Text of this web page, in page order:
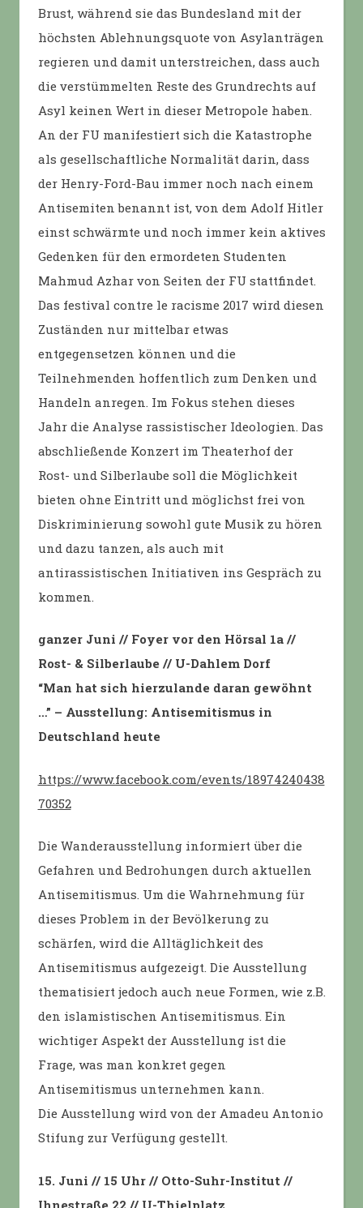
Brust, während sie das Bundesland mit der
höchsten Ablehnungsquote von Asylanträgen
regieren und damit unterstreichen, dass auch
die verstümmelten Reste des Grundrechts auf
Asyl keinen Wert in dieser Metropole haben.
An der FU manifestiert sich die Katastrophe
als gesellschaftliche Normalität darin, dass
der Henry-Ford-Bau immer noch nach einem
Antisemiten benannt ist, von dem Adolf Hitler
einst schwärmte und noch immer kein aktives
Gedenken für den ermordeten Studenten
Mahmud Azhar von Seiten der FU stattfindet.
Das festival contre le racisme 2017 wird diesen
Zuständen nur mittelbar etwas
entgegensetzen können und die
Teilnehmenden hoffentlich zum Denken und
Handeln anregen. Im Fokus stehen dieses
Jahr die Analyse rassistischer Ideologien. Das
abschließende Konzert im Theaterhof der
Rost- und Silberlaube soll die Möglichkeit
bieten ohne Eintritt und möglichst frei von
Diskriminierung sowohl gute Musik zu hören
und dazu tanzen, als auch mit
antirassistischen Initiativen ins Gespräch zu
kommen.
ganzer Juni // Foyer vor den Hörsal 1a //
Rost- & Silberlaube // U-Dahlem Dorf
“Man hat sich hierzulande daran gewöhnt
…” – Ausstellung: Antisemitismus in
Deutschland heute
https://www.facebook.com/events/18974240438
70352
Die Wanderausstellung informiert über die
Gefahren und Bedrohungen durch aktuellen
Antisemitismus. Um die Wahrnehmung für
dieses Problem in der Bevölkerung zu
schärfen, wird die Alltäglichkeit des
Antisemitismus aufgezeigt. Die Ausstellung
thematisiert jedoch auch neue Formen, wie z.B.
den islamistischen Antisemitismus. Ein
wichtiger Aspekt der Ausstellung ist die
Frage, was man konkret gegen
Antisemitismus unternehmen kann.
Die Ausstellung wird von der Amadeu Antonio
Stifung zur Verfügung gestellt.
15. Juni // 15 Uhr // Otto-Suhr-Institut //
Ihnestraße 22 // U-Thielplatz